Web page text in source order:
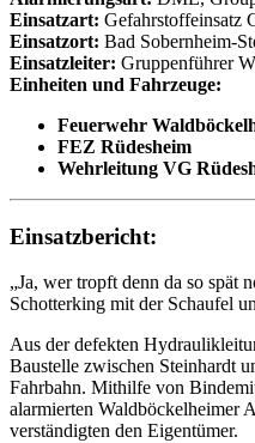
Einsatzart: Gefahrstoffeinsatz
Einsatzort: Bad Sobernheim-
Einsatzleiter: Gruppenführer
Einheiten und Fahrzeuge:
Feuerwehr
FEZ Rüdesheim
Wehrleitung VG
Einsatzbericht:
„Ja, wer tropft denn da so spät
Schotterking mit der Schaufel
Aus der defekten
Baustelle zwischen Steinhardt
Fahrbahn. Mithilfe von
alarmierten Waldböckelheimer
verständigten den Eigentümer.